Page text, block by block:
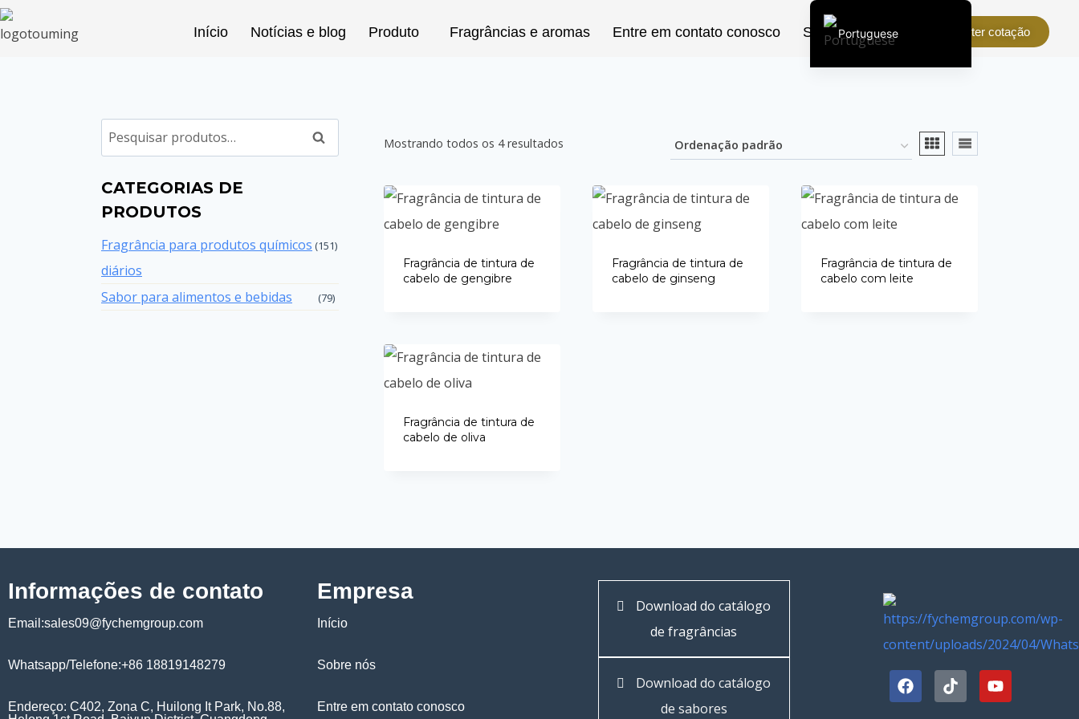
Início Notícias e blog Produto Fragrâncias e aromas Entre em contato conosco Sobre nós Obter cotação
Mostrando todos os 4 resultados
Fragrância de tintura de
cabelo de gengibre
Fragrância de tintura de
cabelo de ginseng
Fragrância de tintura de
cabelo com leite
Fragrância de tintura de
cabelo de oliva
Pesquisar
CATEGORIAS DE
PRODUTOS
Fragrância para produtos químicos
diários
(151)
Sabor para alimentos e bebidas (79)
Informações de contato
Email:sales09@fychemgroup.com
Whatsapp/Telefone:+86 18819148279
Endereço: C402, Zona C, Huilong It Park, No.88,
Empresa
Início
Sobre nós
Entre em contato conosco
Download do catálogo
de fragrâncias
Download do catálogo
de sabores
Portuguese
English (United States)
Spanish (Peru)
Spanish (Venezuela)
Kazakh
Spanish (Argentina)